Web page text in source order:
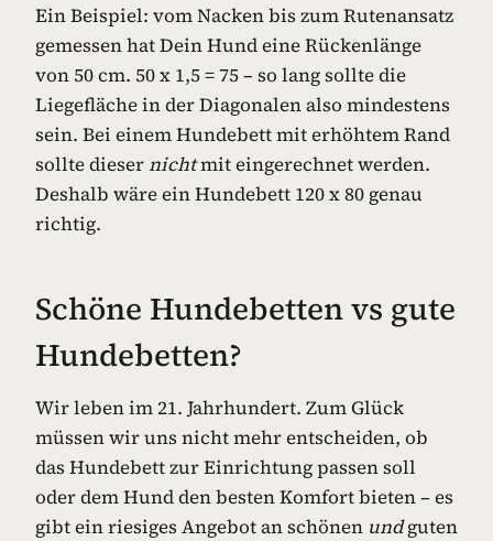
Ein Beispiel: vom Nacken bis zum Rutenansatz
gemessen hat Dein Hund eine Rückenlänge
von 50 cm. 50 x 1,5 = 75 – so lang sollte die
Liegefläche in der Diagonalen also mindestens
sein. Bei einem Hundebett mit erhöhtem Rand
sollte diesernichtmit eingerechnet werden.
Deshalb wäre ein Hundebett 120 x 80 genau
richtig.
Schöne Hundebetten vs gute
Hundebetten?
Wir leben im 21. Jahrhundert. Zum Glück
müssen wir uns nicht mehr entscheiden, ob
das Hundebett zur Einrichtung passen soll
oder dem Hund den besten Komfort bieten – es
gibt ein riesiges Angebot an schönen undguten